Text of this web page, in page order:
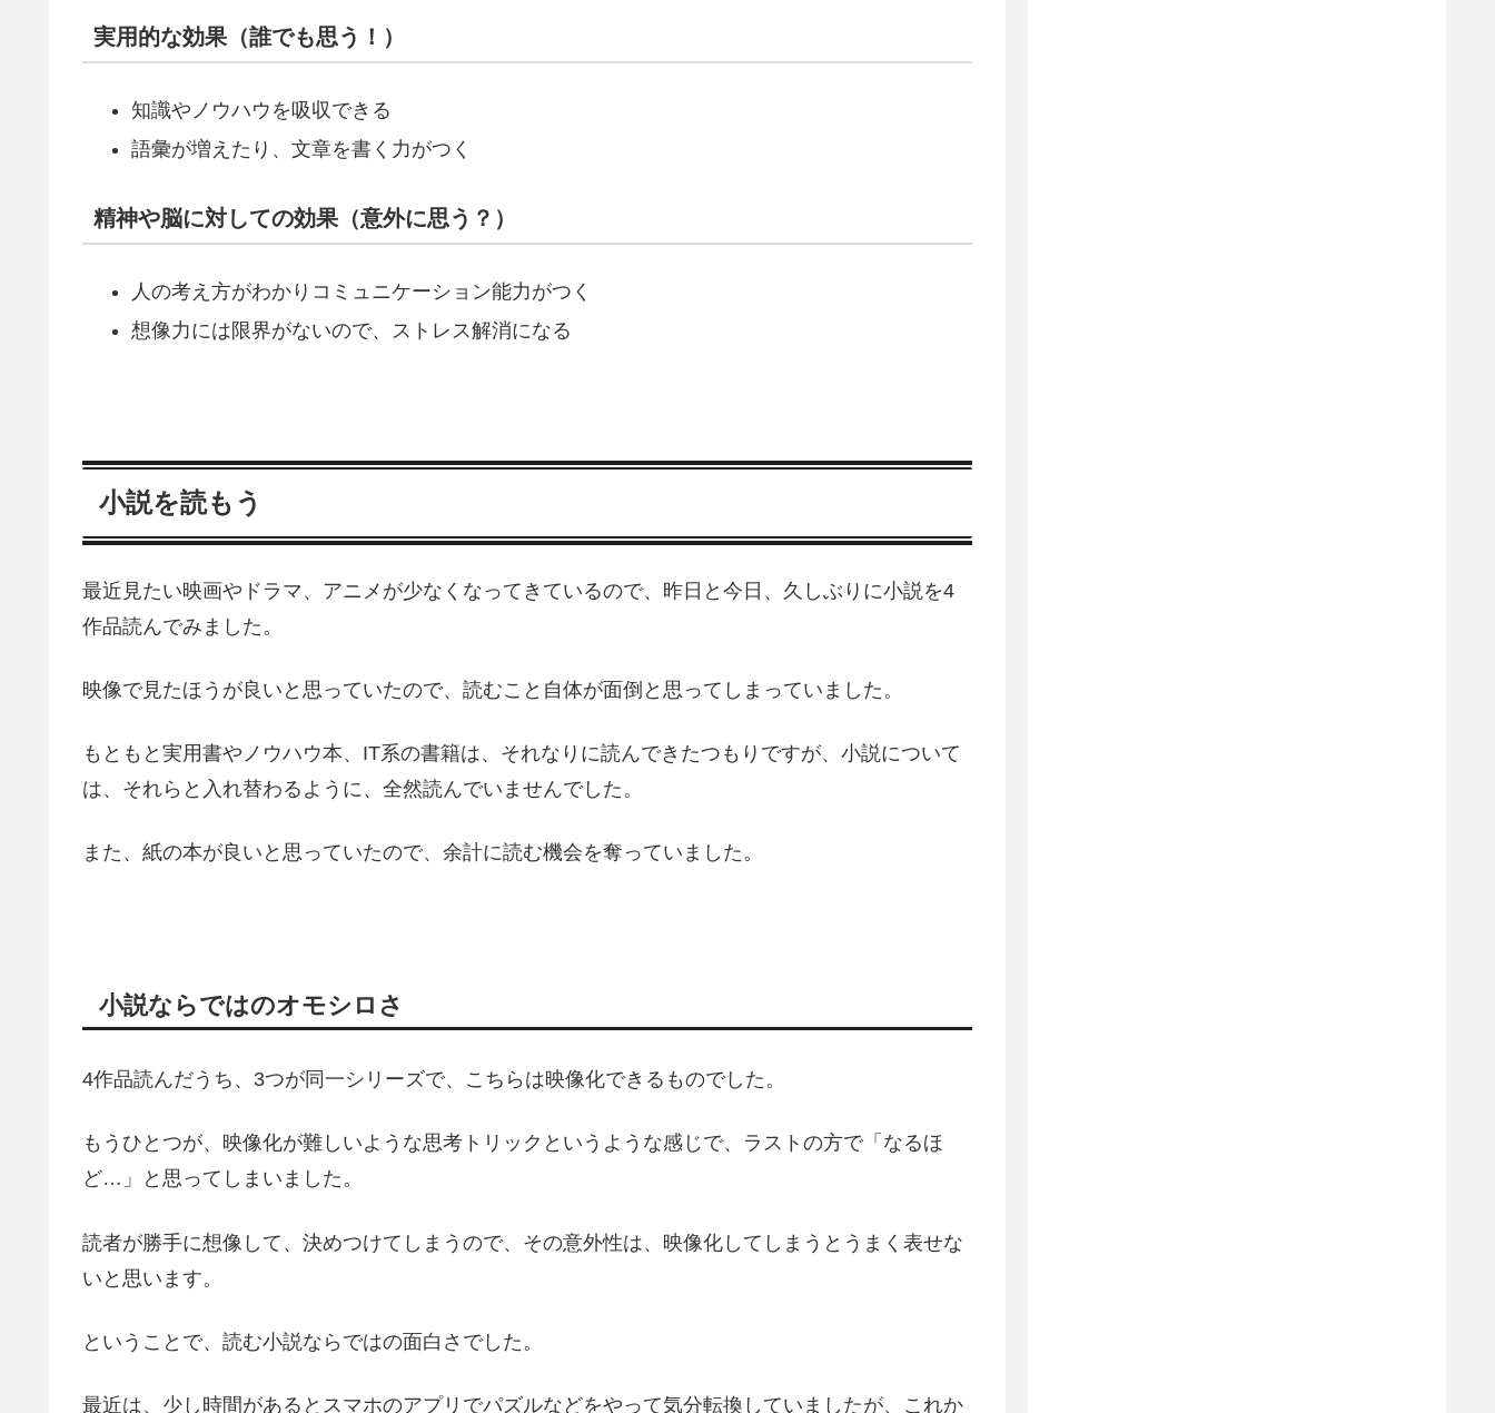
実用的な効果（誰でも思う！）
知識やノウハウを吸収できる
語彙が増えたり、文章を書く力がつく
精神や脳に対しての効果（意外に思う？）
人の考え方がわかりコミュニケーション能力がつく
想像力には限界がないので、ストレス解消になる
小説を読もう
最近見たい映画やドラマ、アニメが少なくなってきているので、昨日と今日、久しぶりに小説を4
作品読んでみました。
映像で見たほうが良いと思っていたので、読むこと自体が面倒と思ってしまっていました。
もともと実用書やノウハウ本、IT系の書籍は、それなりに読んできたつもりですが、小説について
は、それらと入れ替わるように、全然読んでいませんでした。
また、紙の本が良いと思っていたので、余計に読む機会を奪っていました。
小説ならではのオモシロさ
4作品読んだうち、3つが同一シリーズで、こちらは映像化できるものでした。
もうひとつが、映像化が難しいような思考トリックというような感じで、ラストの方で「なるほ
ど…」と思ってしまいました。
読者が勝手に想像して、決めつけてしまうので、その意外性は、映像化してしまうとうまく表せな
いと思います。
ということで、読む小説ならではの面白さでした。
最近は、少し時間があるとスマホのアプリでパズルなどをやって気分転換していましたが、これか